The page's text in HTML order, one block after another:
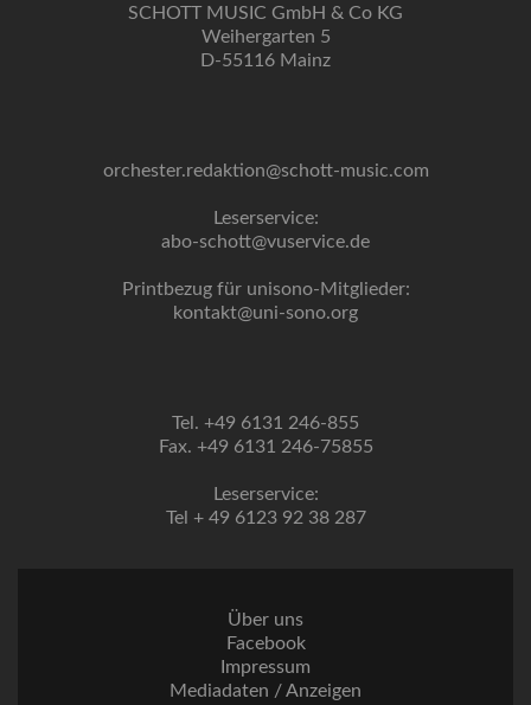
SCHOTT MUSIC GmbH & Co KG
Weihergarten 5
D-55116 Mainz
orchester.redaktion@schott-music.com
Leserservice:
abo-schott@vuservice.de
Printbezug für unisono-Mitglieder:
kontakt@uni-sono.org
Tel. +49 6131 246-855
Fax. +49 6131 246-75855
Leserservice:
Tel + 49 6123 92 38 287
Über uns
Facebook
Impressum
Mediadaten / Anzeigen